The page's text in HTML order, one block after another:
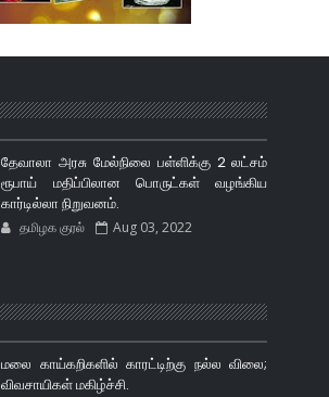
தேவாலா அரசு மேல்நிலை பள்ளிக்கு 2 லட்சம்
ரூபாய் மதிப்பிலான பொருட்கள் வழங்கிய
கார்டில்லா நிறுவனம்.
தமிழக குரல் Aug 03, 2022
மலை காய்கறிகளில் காரட்டிற்கு நல்ல விலை;
விவசாயிகள் மகிழ்ச்சி.